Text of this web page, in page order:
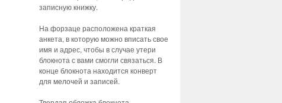
записную книжку.
На форзаце расположена краткая
анкета, в которую можно вписать свое
имя и адрес, чтобы в случае утери
блокнота с вами смогли связаться. В
конце блокнота находится конверт
для мелочей и записей.